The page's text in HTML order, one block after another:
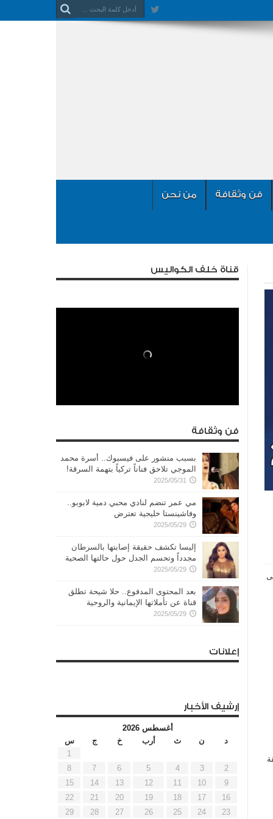
فن وثقافة من نحن
5 مساء حتى
قناة خلف الكواليس
فن وثقافة
بسبب منشور على فيسبوك.. أسرة محمد
الموجي تلاحق فناناً تركياً بتهمة السرقة!
2025/05/31
مي عمر تنضم لنادي محبي دمية لابوبو..
وفاشينستا خليجية تعترض
2025/05/29
إليسا تكشف حقيقة إصابتها بالسرطان
مجدداً وتحسم الجدل حول حالتها الصحية
2025/05/29
بعد المحتوى المدفوع.. حلا شيحة تطلق
قناة عن تأملاتها الإيمانية والروحية
2025/05/29
إعلانات
إرشيف الأخبار
أغسطس 2026
د
ن ث أرب خ ج
س
1
2
3
4
5
6
7
8
9
10
11
12
13
14
15
16
17
18
19
20
21
22
23
24
25
26
27
28
29